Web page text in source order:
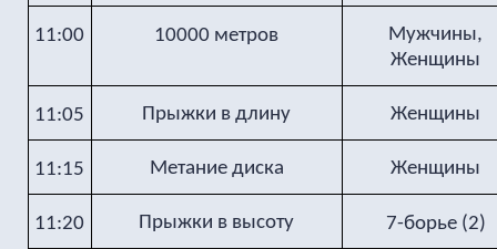
11:00 10000 метров
Мужчины,
Женщины
11:05 Прыжки в длину Женщины
11:15 Метание диска Женщины
11:20 Прыжки в высоту 7-борье (2)